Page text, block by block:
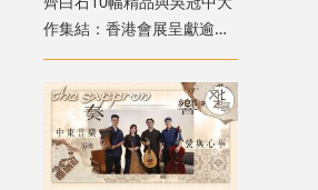
作集結：香港會展呈獻逾百
件近現代書畫真跡